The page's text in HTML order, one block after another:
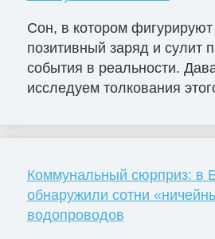
Сон, в котором фигурируют
позитивный заряд и сулит
события в реальности.
исследуем толкования
Коммунальный сюрприз: в
обнаружили сотни
водопроводов